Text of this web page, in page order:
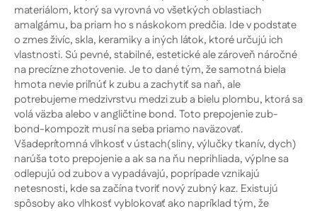
materiálom, ktorý sa vyrovná vo všetkých oblastiach
amalgámu, ba priam ho s náskokom predčia. Ide v podstate
o zmes živíc, skla, keramiky a iných látok, ktoré určujú ich
vlastnosti. Sú pevné, stabilné, estetické ale zároveň náročné
na precízne zhotovenie. Je to dané tým, že samotná biela
hmota nevie priľnúť k zubu a zachytiť sa naň, ale
potrebujeme medzivrstvu medzi zub a bielu plombu, ktorá sa
volá väzba alebo v angličtine bond. Toto prepojenie zub-
bond-kompozit musí na seba priamo naväzovať.
Všadeprítomná vlhkosť v ústach(sliny, výlučky tkanív, dych)
narúša toto prepojenie a ak sa na ňu neprihliada, výplne sa
odlepujú od zubov a vypadávajú, poprípade vznikajú
netesnosti, kde sa začína tvoriť nový zubný kaz. Existujú
spôsoby ako vlhkosť vyblokovať ako napríklad tým, že